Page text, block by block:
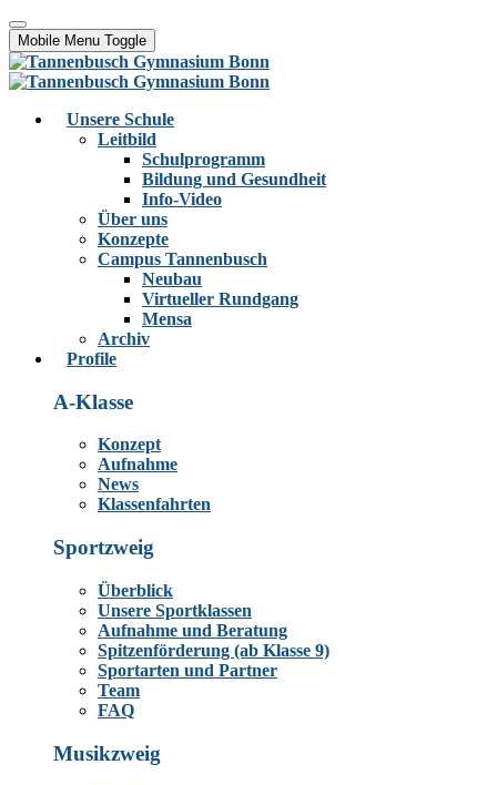
Mobile Menu Toggle
Unsere Schule
Leitbild
Schulprogramm
Bildung und Gesundheit
Info-Video
Über uns
Konzepte
Campus Tannenbusch
Neubau
Virtueller Rundgang
Mensa
Archiv
Profile
A-Klasse
Konzept
Aufnahme
News
Klassenfahrten
Sportzweig
Überblick
Unsere Sportklassen
Aufnahme und Beratung
Spitzenförderung (ab Klasse 9)
Sportarten und Partner
Team
FAQ
Musikzweig